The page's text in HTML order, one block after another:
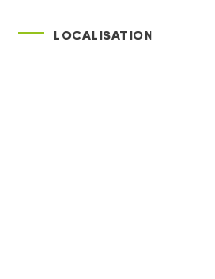
LOCALISATION